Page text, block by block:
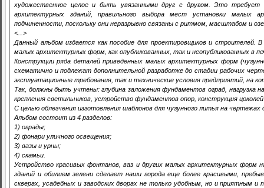
художественное целое и быть увязанными друг с другом. Это
архитектурных зданий, правильного выбора мест установки
подчиненности, поскольку они неразрывно связаны с ритмом, масштабом и
<...>
Данный альбом издается как пособие для проектировщиков и строителей.
малых архитектурных форм, как опубликованных, так и неопубликованных в
Конструкции ряда деталей приведенных малых архитектурных форм
схематично и подлежат дополнительной разработке до стадии рабочих
эксплуатационные требования, так и технические условия предприятий, на
Так, должны быть учтены: глубина заложения фундаментов оград, нагрузка
крепления светильников, устройство фундаментов опор, конструкция
С целью облегчения изготовления шаблонов для чугунного литья на
Альбом состоит из 4 разделов:
1) ограды;
2) фонари уличного освещения;
3) вазы и урны;
4) скамьи.
Устройство красивых фонтанов, ваз и других малых архитектурных форм
зданий и обилием зелени сделает наши города еще более красивыми,
скверах, усадебных и заводских дворах не только удобным, но и